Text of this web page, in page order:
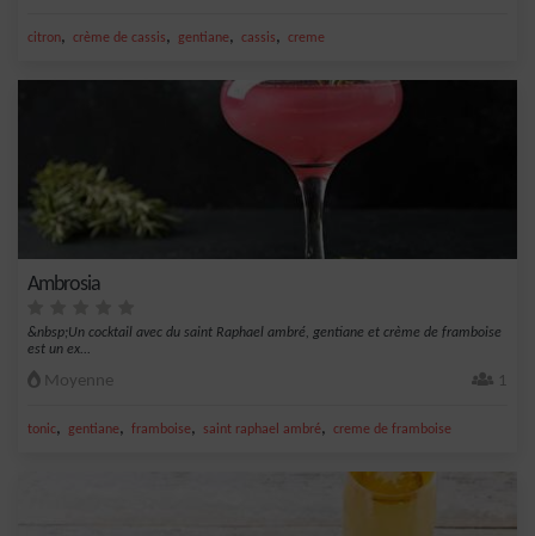
citron, crème de cassis, gentiane, cassis, creme
Ambrosia
&nbsp;Un cocktail avec du saint Raphael ambré, gentiane et crème de framboise
est un ex...
Moyenne 1
tonic, gentiane, framboise, saint raphael ambré, creme de framboise